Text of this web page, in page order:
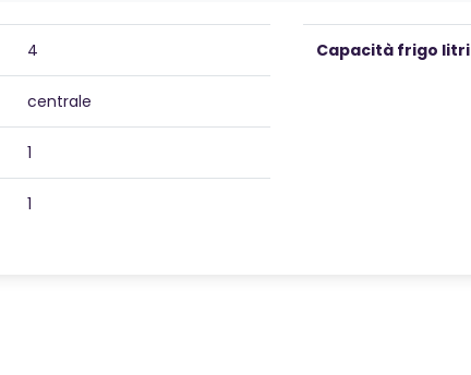
4
centrale
1
1
Capacità frigo litri